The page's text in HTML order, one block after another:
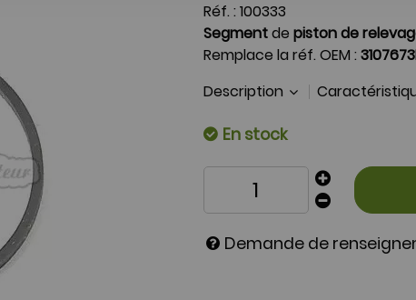
Réf. : 100333
Segmentde piston de
Remplace la réf. OEM :
Description
En stock
Demande de